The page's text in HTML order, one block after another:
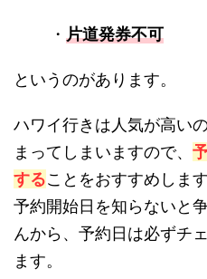
・ 片道発券不可
というのがあります。
ハワイ行きは人気が高い
まってしまいますので、
することをおすすめします
予約開始日を知らないと
んから、予約日は必ずチ
ます。